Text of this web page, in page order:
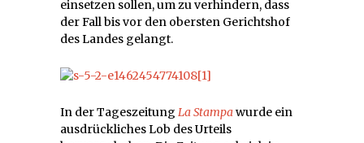
einsetzen sollen, um zu verhindern, dass
der Fall bis vor den obersten Gerichtshof
des Landes gelangt.
In der Tageszeitung La Stampawurde ein
ausdrückliches Lob des Urteils